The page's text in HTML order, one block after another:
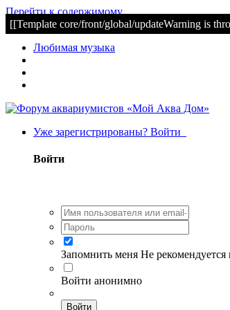
Перейти к содержимому
[[Template core/front/global/updateWarning is
Любимая музыка
Уже зарегистрированы? Войти
Войти
Запомнить меня Не
Войти анонимно
Войти